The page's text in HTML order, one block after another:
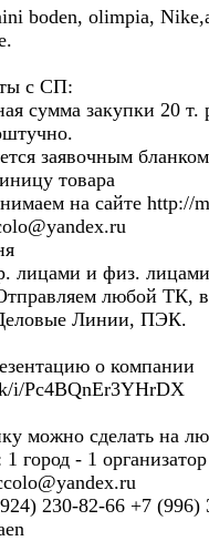
boden, olimpia,
с СП:
сумма закупки 20 т.
заявочным
товара
на сайте http://
лицами и физ. лицами
любой ТК, в
Линии, ПЭК.
о компании
i/Pc4BQnEr3YHrDX
можно сделать на
город - 1 организатор
230-82-66 +7 (996)